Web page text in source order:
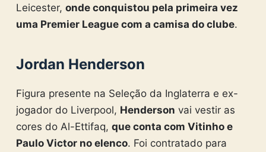
Leicester, onde conquistou pela primeira vez
uma Premier League com a camisa do clube.
Jordan Henderson
Figura presente na Seleção da Inglaterra e ex-
jogador do Liverpool, Henderson vai vestir as
cores do Al-Ettifaq, que conta com Vitinho e
Paulo Victor no elenco. Foi contratado para